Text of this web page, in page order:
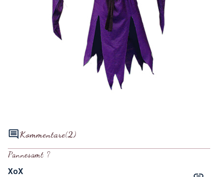
Kommentare(2)
Pannesamt ?
XoX